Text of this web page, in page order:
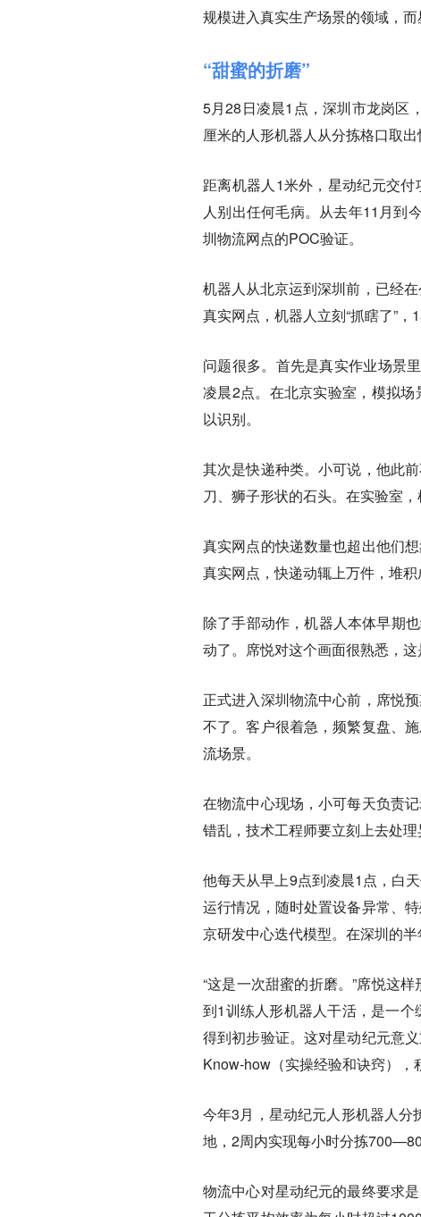
规模进入真实生产场景的领域，
“甜蜜的折磨”
5月28日凌晨1点，深圳市龙岗区
厘米的人形机器人从分拣格口取
距离机器人1米外，星动纪元交
人别出任何毛病。从去年11月到
圳物流网点的POC验证。
机器人从北京运到深圳前，已经
真实网点，机器人立刻“抓瞎了”，
问题很多。首先是真实作业场景
凌晨2点。在北京实验室，模拟
以识别。
其次是快递种类。小可说，他此
刀、狮子形状的石头。在实验室
真实网点的快递数量也超出他们
真实网点，快递动辄上万件，堆积
除了手部动作，机器人本体早期
动了。席悦对这个画面很熟悉，
正式进入深圳物流中心前，席悦
不了。客户很着急，频繁复盘、
流场景。
在物流中心现场，小可每天负责
错乱，技术工程师要立刻上去处
他每天从早上9点到凌晨1点，白
运行情况，随时处置设备异常、
京研发中心迭代模型。在深圳的
“这是一次甜蜜的折磨。”席悦这
到1训练人形机器人干活，是一
得到初步验证。这对星动纪元意
Know-how（实操经验和诀窍），
今年3月，星动纪元人形机器人
地，2周内实现每小时分拣
物流中心对星动纪元的最终要求